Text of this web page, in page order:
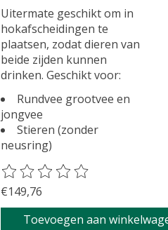
Uitermate geschikt om in
hokafscheidingen te
plaatsen, zodat dieren van
beide zijden kunnen
drinken. Geschikt voor:
Rundvee grootvee en
jongvee
Stieren (zonder
neusring)
De beoordeling van dit
€149,76
Toevoegen aan